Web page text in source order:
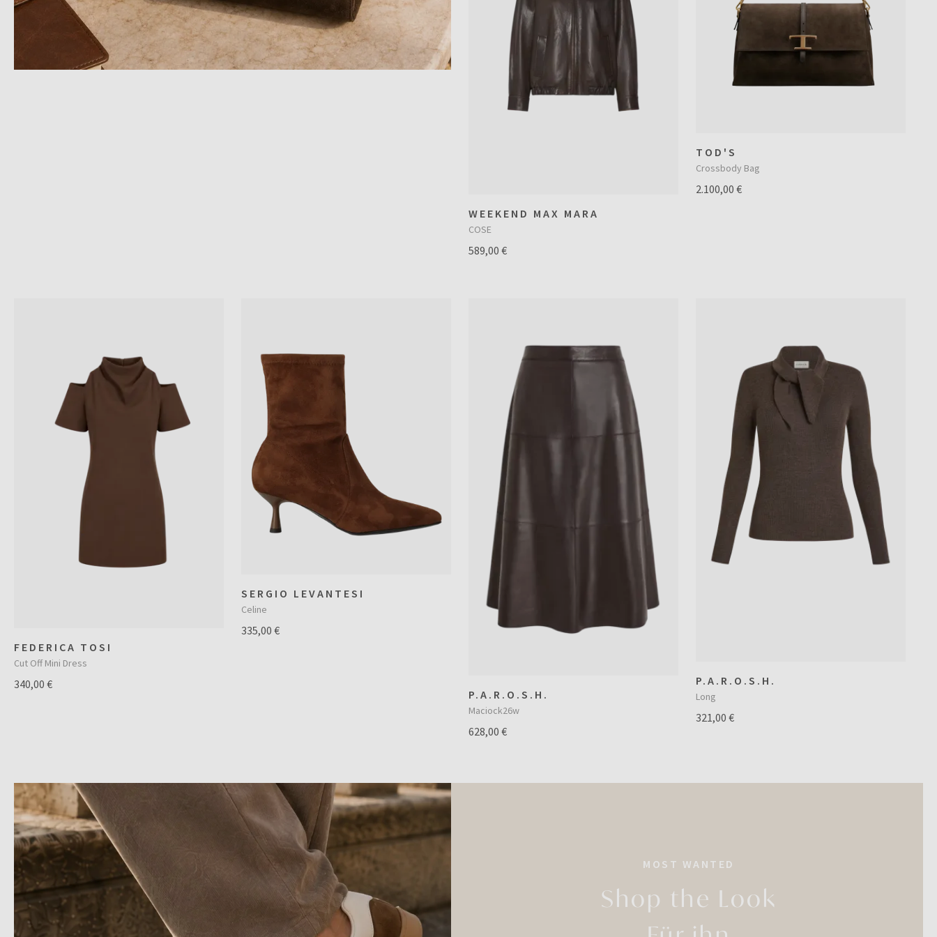
WEEKEND MAX MARA
COSE
589,00 €
TOD'S
Crossbody Bag
2.100,00 €
FEDERICA TOSI
Cut Off Mini Dress
340,00 €
SERGIO LEVANTESI
Celine
335,00 €
P.A.R.O.S.H.
Maciock26w
628,00 €
P.A.R.O.S.H.
Long
321,00 €
MOST WANTED
Shop the Look